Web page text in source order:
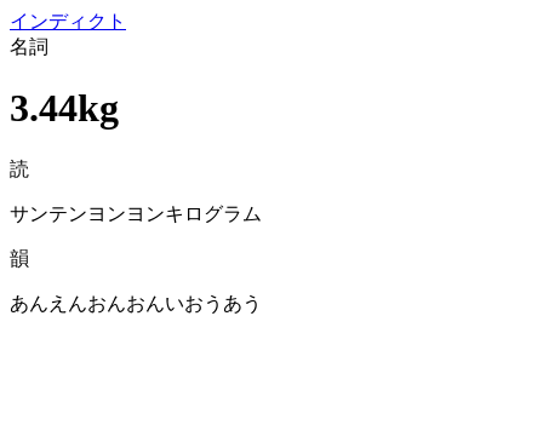
インディクト
名詞
3.44kg
読
サンテンヨンヨンキログラム
韻
あんえんおんおんいおうあう